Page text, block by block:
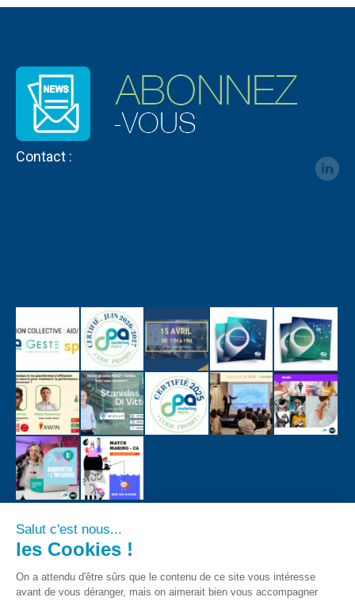
Contact :
Salut c'est nous...
les Cookies !
On a attendu d'être sûrs que le contenu de ce site vous intéresse
avant de vous déranger, mais on aimerait bien vous accompagner